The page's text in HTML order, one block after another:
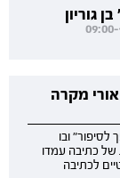
גוריון
מקרה
ובו
של כתיבה עמדו
לכתיבה